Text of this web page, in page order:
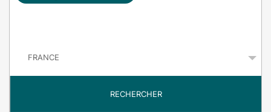
ê
RECHERCHER